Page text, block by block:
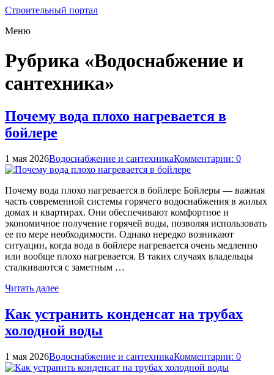
Строительный портал
Меню
Рубрика «Водоснабжение и
сантехника»
Почему вода плохо нагревается в
бойлере
1 мая 2026Водоснабжение и сантехникаКомментарии: 0
Почему вода плохо нагревается в бойлере Бойлеры — важная
часть современной системы горячего водоснабжения в жилых
домах и квартирах. Они обеспечивают комфортное и
экономичное получение горячей воды, позволяя использовать
ее по мере необходимости. Однако нередко возникают
ситуации, когда вода в бойлере нагревается очень медленно
или вообще плохо нагревается. В таких случаях владельцы
сталкиваются с заметным …
Читать далее
Как устранить конденсат на трубах
холодной воды
1 мая 2026Водоснабжение и сантехникаКомментарии: 0